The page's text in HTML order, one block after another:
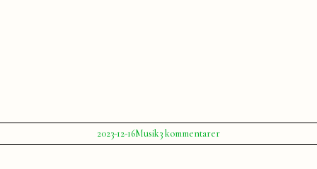
Publicerat
av
Julia
2023-12-16Publicerat
i
MusikEtiketter:
2023,
3 kommentarertill
Mitt